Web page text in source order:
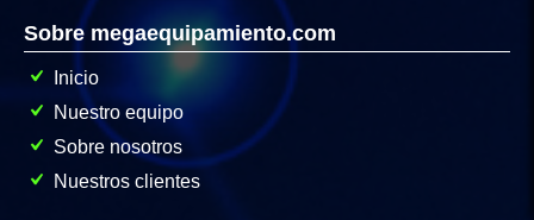
Sobre megaequipamiento.com
Inicio
Nuestro equipo
Sobre nosotros
Nuestros clientes